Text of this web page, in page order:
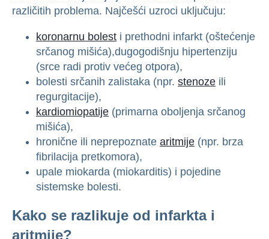
različitih problema. Najčešći uzroci uključuju:
koronarnu bolest i prethodni infarkt (oštećenje
srčanog mišića),dugogodišnju hipertenziju
(srce radi protiv većeg otpora),
bolesti srčanih zalistaka (npr. stenoze ili
regurgitacije),
kardiomiopatije (primarna oboljenja srčanog
mišića),
hronične ili neprepoznate aritmije (npr. brza
fibrilacija pretkomora),
upale miokarda (miokarditis) i pojedine
sistemske bolesti.
Kako se razlikuje od infarkta i
aritmije?